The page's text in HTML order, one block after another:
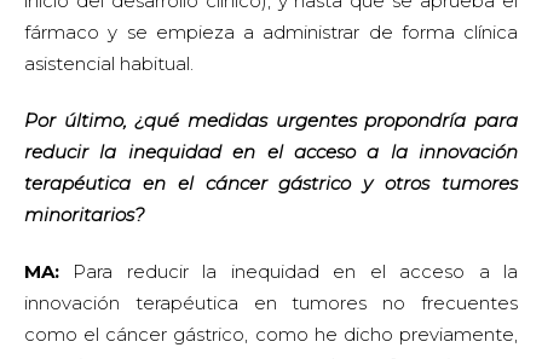
fármaco y se empieza a administrar de forma clínica
asistencial habitual.
Por último, ¿qué medidas urgentes propondría para
reducir la inequidad en el acceso a la innovación
terapéutica en el cáncer gástrico y otros tumores
minoritarios?
MA: Para reducir la inequidad en el acceso a la
innovación terapéutica en tumores no frecuentes
como el cáncer gástrico, como he dicho previamente,